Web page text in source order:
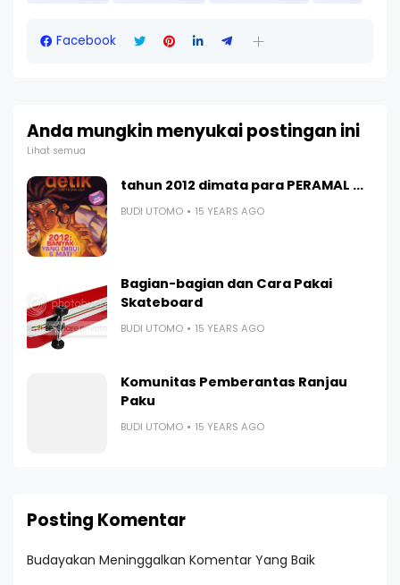
Facebook
Anda mungkin menyukai postingan ini
Lihat semua
tahun 2012 dimata para PERAMAL ...
BUDI UTOMO 15 YEARS AGO
Bagian-bagian dan Cara Pakai
Skateboard
BUDI UTOMO 15 YEARS AGO
Komunitas Pemberantas Ranjau
Paku
BUDI UTOMO 15 YEARS AGO
Posting Komentar
Budayakan Meninggalkan Komentar Yang Baik